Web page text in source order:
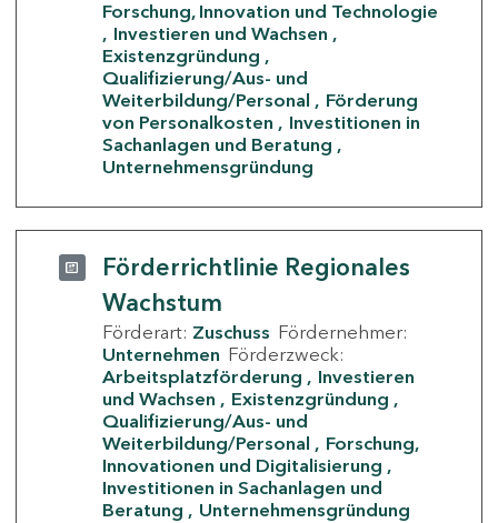
Forschung, Innovation und Technologie
Investieren und Wachsen
Existenzgründung
Qualifizierung/Aus- und
Weiterbildung/Personal
Förderung
von Personalkosten
Investitionen in
Sachanlagen und Beratung
Unternehmensgründung
Förderrichtlinie Regionales
Wachstum
Förderart: Zuschuss Fördernehmer:
Unternehmen Förderzweck:
Arbeitsplatzförderung
Investieren
und Wachsen
Existenzgründung
Qualifizierung/Aus- und
Weiterbildung/Personal
Forschung,
Innovationen und Digitalisierung
Investitionen in Sachanlagen und
Beratung
Unternehmensgründung